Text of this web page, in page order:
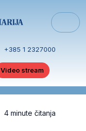
+385 1 2327000
Video stream
4 minute čitanja